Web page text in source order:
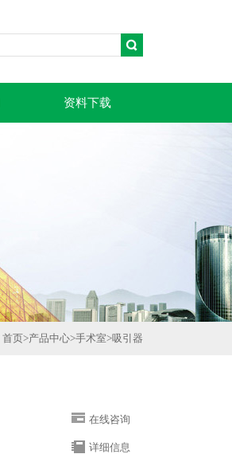
资料下载
首页>产品中心>手术室>吸引器
在线咨询
详细信息